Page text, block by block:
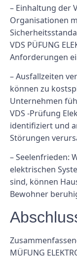
– Einhaltung der
Organisationen
VDS PÜFUNG
Anforderungen
– Ausfallzeiten
können zu
Unternehmen
VDS -Prüfung
identifiziert und
Störungen
– Seelenfrieden:
elektrischen
sind, können
Bewohner
MÜFUNG